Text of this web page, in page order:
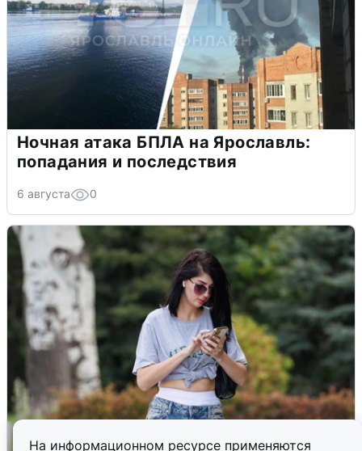
На информационном ресурсе применяются
Ночная атака БПЛА на Ярославль:
попадания и последствия
6 августа 0